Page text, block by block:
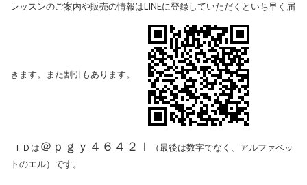
レッスンのご案内や販売の情報はLINEに登録していただくといち早く届
きます。また割引もあります。
ＩＤは ＠ｐｇｙ４６４２ｌ
（最後は数字でなく、アルファベッ
トのエル）です。